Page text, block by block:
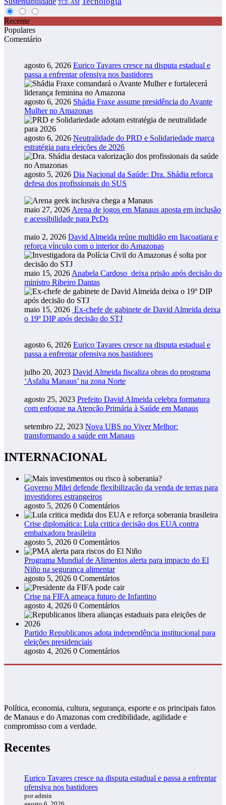
TCE-AM
Recente
Populares
Comentário
agosto 6, 2026 Eurico Tavares cresce na disputa estadual e
passa a enfrentar ofensiva nos bastidores
agosto 6, 2026 Shádia Fraxe assume presidência do Avante
Mulher no Amazonas
agosto 6, 2026 Neutralidade do PRD e Solidariedade marca
estratégia para eleições de 2026
agosto 5, 2026 Dia Nacional da Saúde: Dra. Shádia reforça
defesa dos profissionais do SUS
maio 27, 2026 Arena de jogos em Manaus aposta em inclusão
e acessibilidade para PcDs
maio 2, 2026 David Almeida reúne multidão em Itacoatiara e
reforça vínculo com o interior do Amazonas
maio 15, 2026 Anabela Cardoso deixa prisão após decisão do
ministro Ribeiro Dantas
maio 15, 2026 Ex-chefe de gabinete de David Almeida deixa
o 19º DIP após decisão do STJ
agosto 6, 2026 Eurico Tavares cresce na disputa estadual e
passa a enfrentar ofensiva nos bastidores
julho 20, 2023 David Almeida fiscaliza obras do programa
‘Asfalta Manaus’ na zona Norte
agosto 25, 2023 Prefeito David Almeida celebra formatura
com enfoque na Atenção Primária à Saúde em Manaus
setembro 22, 2023 Nova UBS no Viver Melhor:
transformando a saúde em Manaus
INTERNACIONAL
Governo Milei defende flexibilização da venda de terras para
investidores estrangeiros
agosto 5, 2026 0 Comentários
Crise diplomática: Lula critica decisão dos EUA contra
embaixadora brasileira
agosto 5, 2026 0 Comentários
Programa Mundial de Alimentos alerta para impacto do El
Niño na segurança alimentar
agosto 5, 2026 0 Comentários
Crise na FIFA ameaça futuro de Infantino
agosto 4, 2026 0 Comentários
Partido Republicanos adota independência institucional para
eleições presidenciais
agosto 4, 2026 0 Comentários
Política, economia, cultura, segurança, esporte e os principais fatos
de Manaus e do Amazonas com credibilidade, agilidade e
compromisso com a verdade.
Recentes
Eurico Tavares cresce na disputa estadual e passa a enfrentar
ofensiva nos bastidores
por admin